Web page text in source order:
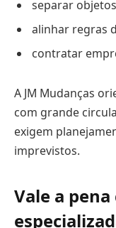
separar
alinhar regras
contratar
A JM Mudanças
com grande
exigem
imprevistos.
Vale a